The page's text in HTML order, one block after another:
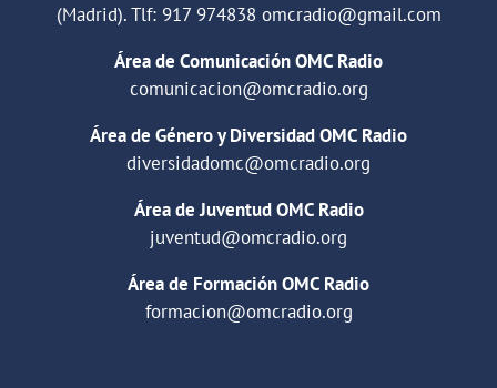
(Madrid). Tlf: 917 974838 omcradio@gmail.com
Área de Comunicación OMC Radio
comunicacion@omcradio.org
Área de Género y Diversidad OMC Radio
diversidadomc@omcradio.org
Área de Juventud OMC Radio
juventud@omcradio.org
Área de Formación OMC Radio
formacion@omcradio.org